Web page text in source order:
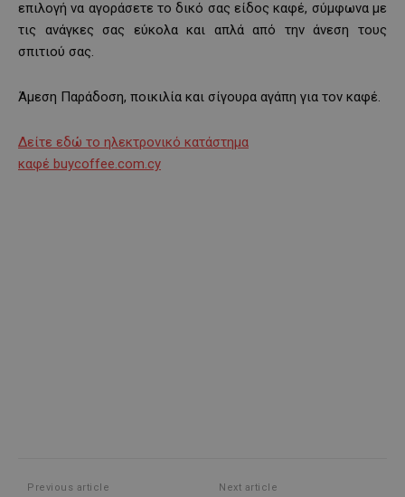
επιλογή να αγοράσετε το δικό σας είδος καφέ, σύμφωνα με
τις ανάγκες σας εύκολα και απλά από την άνεση τους
σπιτιού σας.
Άμεση Παράδοση, ποικιλία και σίγουρα αγάπη για τον καφέ.
Δείτε εδώ το ηλεκτρονικό κατάστημα
καφέ buycoffee.com.cy
Previous article Next article